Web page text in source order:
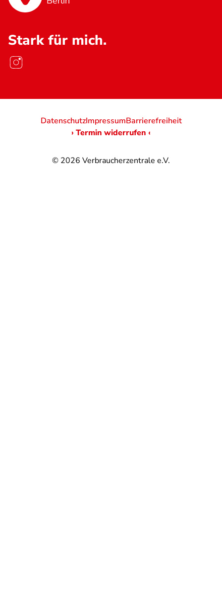
Stark für mich.
© 2026 Verbraucherzentrale e.V.
DatenschutzImpressumBarrierefreiheit
› Termin widerrufen ‹